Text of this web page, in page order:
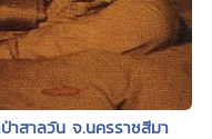
าสาลวัน จ.นครราชสีมา